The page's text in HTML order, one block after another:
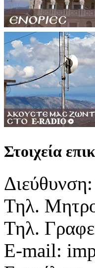
Στοιχεία
Τηλ.
Τηλ.
E-mail: